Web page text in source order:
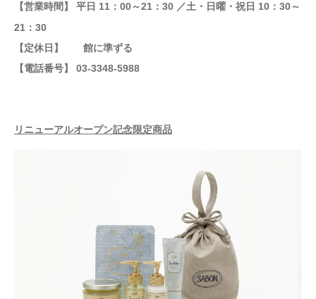
【営業時間 】 平日 11 ： 00～21 ： 30 ／土・日曜・祝日 10 ： 30～
21 ： 30
【定休日 】
館に準ずる
【電話番号】 03-3348-5988
リニューアルオープン記念限定商品